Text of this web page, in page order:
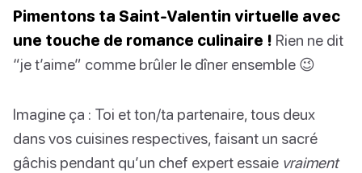
Pimentons ta Saint-Valentin virtuelle avec
une touche de romance culinaire ! Rien ne dit
“je t’aime” comme brûler le dîner ensemble 😉
Imagine ça : Toi et ton/ta partenaire, tous deux
dans vos cuisines respectives, faisant un sacré
gâchis pendant qu’un chef expert essaie vraiment